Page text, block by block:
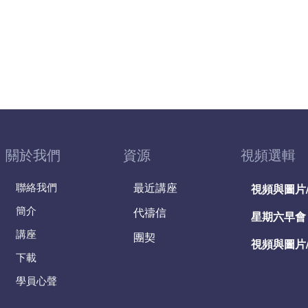
關於我們
聯絡我們
簡介
講座
下載
學員心聲
資源
最近講座
代禱信
團契
視頻選輯
視頻與圖
星期六早會
視頻與圖